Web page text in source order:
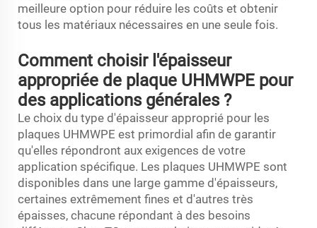
meilleure option pour réduire les coûts et obtenir
tous les matériaux nécessaires en une seule fois.
Comment choisir l'épaisseur
appropriée de plaque UHMWPE pour
des applications générales ?
Le choix du type d'épaisseur approprié pour les
plaques UHMWPE est primordial afin de garantir
qu'elles répondront aux exigences de votre
application spécifique. Les plaques UHMWPE sont
disponibles dans une large gamme d'épaisseurs,
certaines extrêmement fines et d'autres très
épaisses, chacune répondant à des besoins